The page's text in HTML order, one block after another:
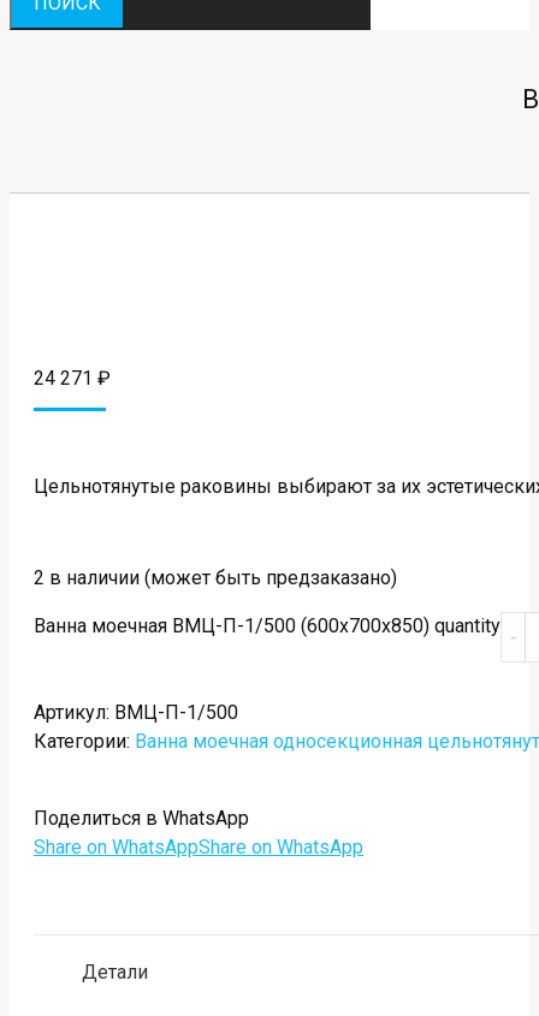
24 271 ₽
Цельнотянутые раковины выбирают за их
2 в наличии (может быть предзаказано)
Ванна моечная ВМЦ-П-1/500 (600х700х850) quantity
Артикул: ВМЦ-П-1/500
Категории: Ванна моечная односекционная
Поделиться в WhatsApp
Share on WhatsAppShare on WhatsApp
Детали